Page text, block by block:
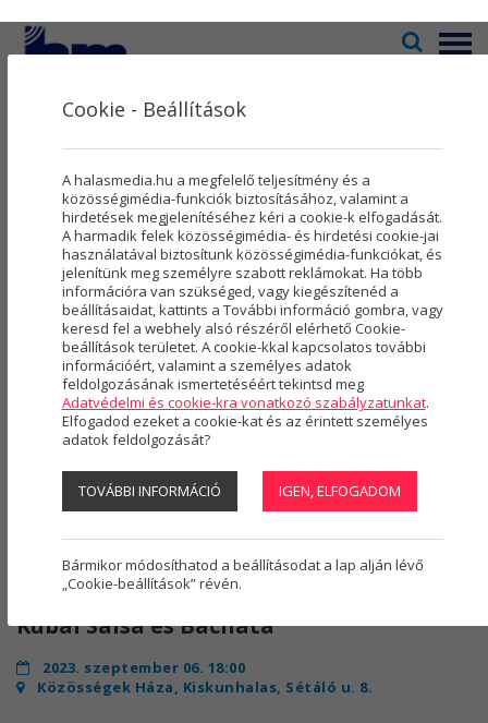
Menü
Televízió
Kultúra
Rovatok
Újság
Városmarketing
Szolgáltatások
Rólunk
Hasznos
Regisztráció
Programnaptár
Kubai Salsa és Bachata
2023. szeptember 06. 18:00
Közösségek Háza, Kiskunhalas, Sétáló u. 8.
Cookie - Beállítások
A halasmedia.hu a megfelelő teljesítmény és a
közösségimédia-funkciók biztosításához, valamint a
hirdetések megjelenítéséhez kéri a cookie-k elfogadását.
A harmadik felek közösségimédia- és hirdetési cookie-jai
használatával biztosítunk közösségimédia-funkciókat, és
jelenítünk meg személyre szabott reklámokat. Ha több
információra van szükséged, vagy kiegészítenéd a
beállításaidat, kattints a További információ gombra, vagy
keresd fel a webhely alsó részéről elérhető Cookie-
beállítások területet. A cookie-kkal kapcsolatos további
információért, valamint a személyes adatok
feldolgozásának ismertetéséért tekintsd meg
Adatvédelmi és cookie-kra vonatkozó szabályzatunkat.
Elfogadod ezeket a cookie-kat és az érintett személyes
adatok feldolgozását?
TOVÁBBI INFORMÁCIÓ IGEN, ELFOGADOM
Bármikor módosíthatod a beállításodat a lap alján lévő
„Cookie-beállítások” révén.